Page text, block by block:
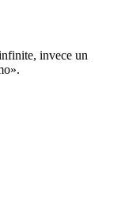
invece un